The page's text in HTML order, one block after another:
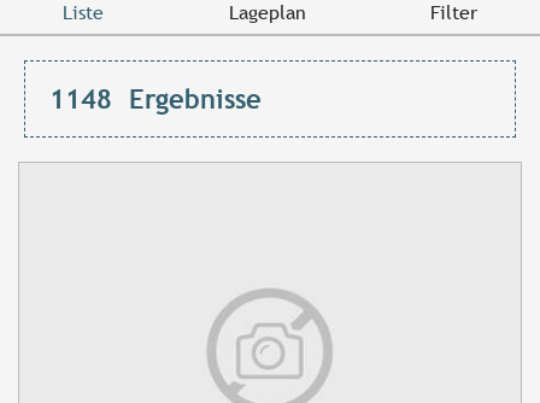
Liste Lageplan Filter
1148 Ergebnisse